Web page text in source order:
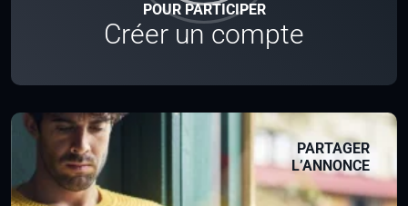
POUR PARTICIPER
Créer un compte
PARTAGER
L’ANNONCE